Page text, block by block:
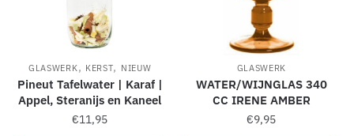
GLASWERK, KERST, NIEUW
Pineut Tafelwater | Karaf |
Appel, Steranijs en Kaneel
€11,95
GLASWERK
WATER/WIJNGLAS 340
CC IRENE AMBER
€9,95